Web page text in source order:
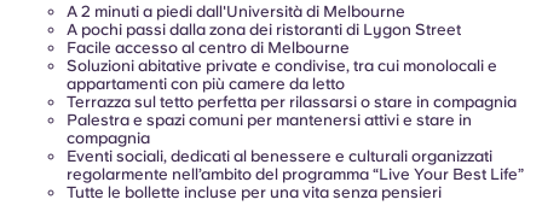
A 2 minuti a piedi dall'Università di Melbourne
A pochi passi dalla zona dei ristoranti di Lygon Street
Facile accesso al centro di Melbourne
Soluzioni abitative private e condivise, tra cui monolocali e
appartamenti con più camere da letto
Terrazza sul tetto perfetta per rilassarsi o stare in compagnia
Palestra e spazi comuni per mantenersi attivi e stare in
compagnia
Eventi sociali, dedicati al benessere e culturali organizzati
regolarmente nell’ambito del programma “Live Your Best Life”
Tutte le bollette incluse per una vita senza pensieri